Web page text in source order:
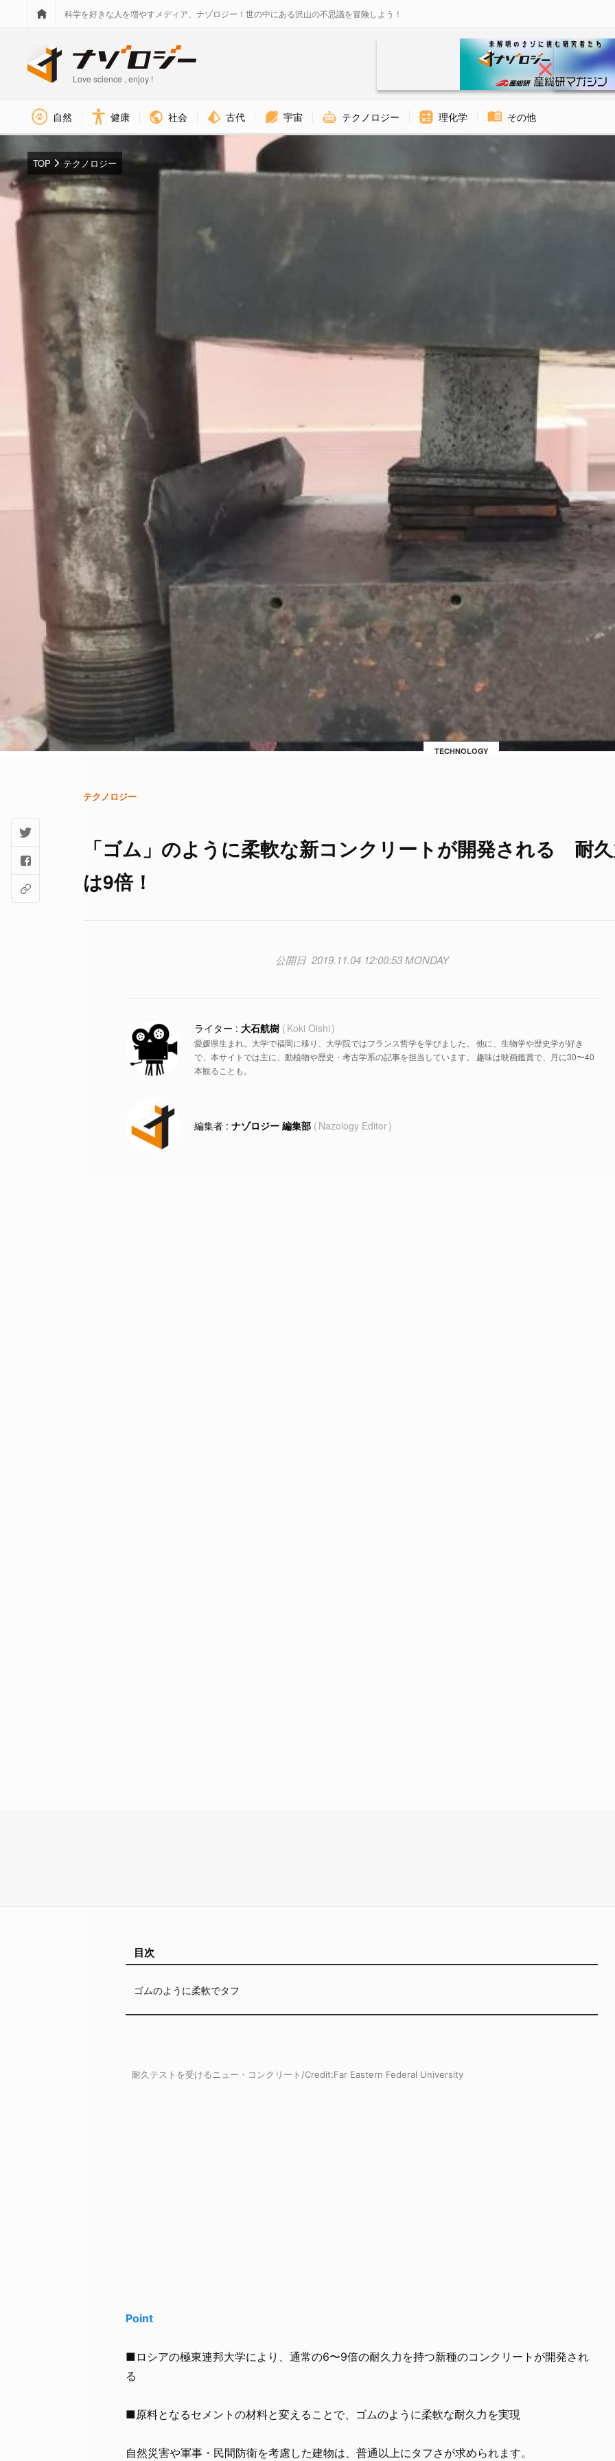
科学を好きな人を増やすメディア、ナゾロジー！世の中にある沢山の不思議を冒険しよう！
Love science , enjoy !
自然 健康 社会 古代 宇宙 テクノロジー 理化学 その他
TECHNOLOGY
TOP テクノロジー
テクノロジー
「ゴム」のように柔軟な新コンクリートが開発される 耐
は9倍！
2019.11.04 12:00:53 MONDAY
大石航樹 Koki Oishi
愛媛県生まれ。大学で福岡に移り、大学院ではフランス哲学を学びました。 他に、生物学や歴史学が好き
で、本サイトでは主に、動植物や歴史・考古学系の記事を担当しています。 趣味は映画鑑賞で、月に30〜40
本観ることも。
ナゾロジー 編集部 Nazology Editor
目次
ゴムのように柔軟でタフ
耐久テストを受けるニュー・コンクリート/Credit:Far Eastern Federal University
Point
■ロシアの極東連邦大学により、通常の6〜9倍の耐久力を持つ新種のコンクリートが開発され
る
■原料となるセメントの材料と変えることで、ゴムのように柔軟な耐久力を実現
自然災害や軍事・民間防衛を考慮した建物は、普通以上にタフさが求められます。